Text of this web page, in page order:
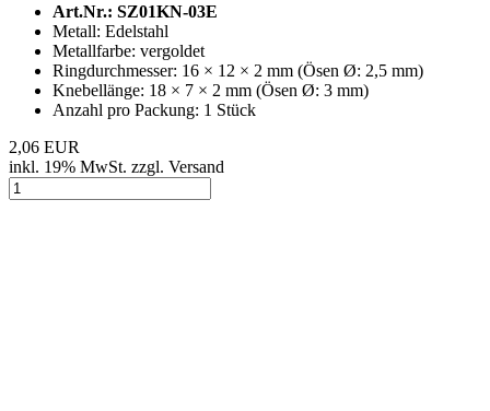
Art.Nr.: SZ01KN-03E
Metall: Edelstahl
Metallfarbe: vergoldet
Ringdurchmesser: 16 × 12 × 2 mm (Ösen Ø: 2,5 mm)
Knebellänge: 18 × 7 × 2 mm (Ösen Ø: 3 mm)
Anzahl pro Packung: 1 Stück
2,06 EUR
inkl. 19% MwSt. zzgl. Versand